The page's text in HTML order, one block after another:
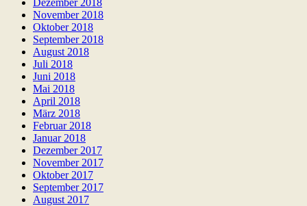
November 2018
Oktober 2018
September 2018
August 2018
Juli 2018
Juni 2018
Mai 2018
April 2018
März 2018
Februar 2018
Januar 2018
Dezember 2017
November 2017
Oktober 2017
September 2017
August 2017